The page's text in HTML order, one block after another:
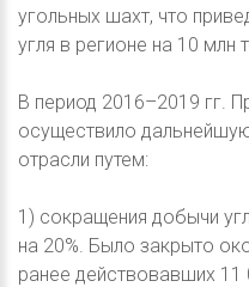
угольных шахт, что
угля в регионе на 10 млн
В период 2016–2019 гг.
осуществило
отрасли путем:
1) сокращения добычи
на 20%. Было закрыто
ранее действовавших